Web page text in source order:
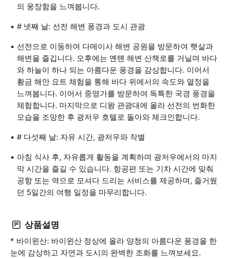
의 웅장함을 느껴봅니다.
# 넷째 날: 선전 해변 풍경과 도시 관광
선전으로 이동하여 다메이사 해변 공원을 방문하여 햇살과
해변을 즐깁니다. 오후에는 옌톈 해변 산책로를 거닐며 바다
와 하늘이 하나 되는 아름다운 풍경을 감상합니다. 이어서
황금 해안 요트 체험을 통해 바다 위에서의 속도와 열정을
느껴봅니다. 이어서 중영가를 방문하여 독특한 국경 풍경을
체험합니다. 마지막으로 디왕 관광대에 올라 선전의 번화한
모습을 조망한 후 광저우 호텔로 돌아와 체크인합니다.
# 다섯째 날: 자유 시간, 광저우와 작별
아침 식사 후, 자유롭게 활동을 계획하며 광저우에서의 마지
막 시간을 즐길 수 있습니다. 항공편 또는 기차 시간에 맞춰
공항 또는 역으로 모셔다 드리는 서비스를 제공하며, 즐거웠
던 5일간의 여행 일정을 마무리합니다.
상품설명
* 바이윈산: 바이윈산 정상에 올라 양청의 아름다운 풍경을 한
눈에 감상하고 자연과 도시의 완벽한 조화를 느껴보세요.